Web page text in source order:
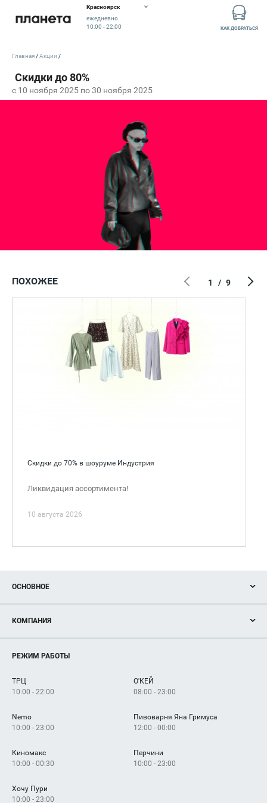
Красноярск
ежедневно
10:00 - 22:00
КАК ДОБРАТЬСЯ
c 10 ноября 2025 по 30 ноября 2025
Главная Акции
ПОХОЖЕЕ
Скидки до 70% в шоуруме Индустрия
Ликвидация ассортимента!
10 августа 2026
1 / 9
ОСНОВНОЕ
Новости
Магазины
Услуги
КОМПАНИЯ
Рекламодателям
Как добраться
РЕЖИМ РАБОТЫ
ТРЦ
10:00 - 22:00
О'КЕЙ
08:00 - 23:00
Nemo
10:00 - 23:00
Пивоварня Яна Гримуса
12:00 - 00:00
Киномакс
10:00 - 00:30
Перчини
10:00 - 23:00
Хочу Пури
10:00 - 23:00